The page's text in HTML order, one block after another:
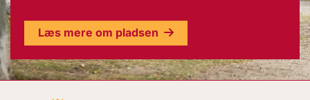
Læs mere om pladsen